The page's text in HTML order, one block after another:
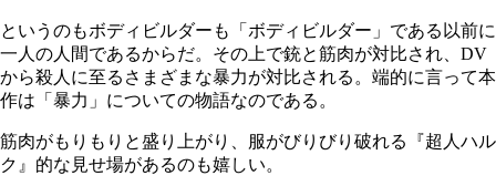
というのもボディビルダーも「ボディビルダー」である以前に
一人の人間であるからだ。その上で銃と筋肉が対比され、DV
から殺人に至るさまざまな暴力が対比される。端的に言って本
作は「暴力」についての物語なのである。
筋肉がもりもりと盛り上がり、服がびりびり破れる『超人ハル
ク』的な見せ場があるのも嬉しい。